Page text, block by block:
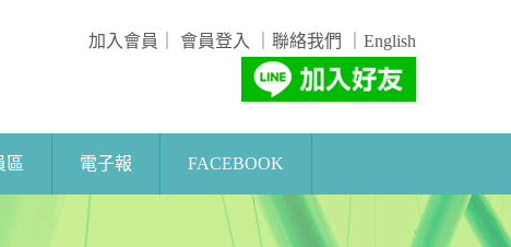
加入會員 會員登入 聯絡我們 English
區 電子報 FACEBOOK